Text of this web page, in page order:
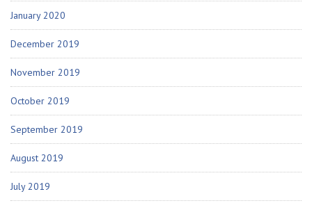
January 2020
December 2019
November 2019
October 2019
September 2019
August 2019
July 2019